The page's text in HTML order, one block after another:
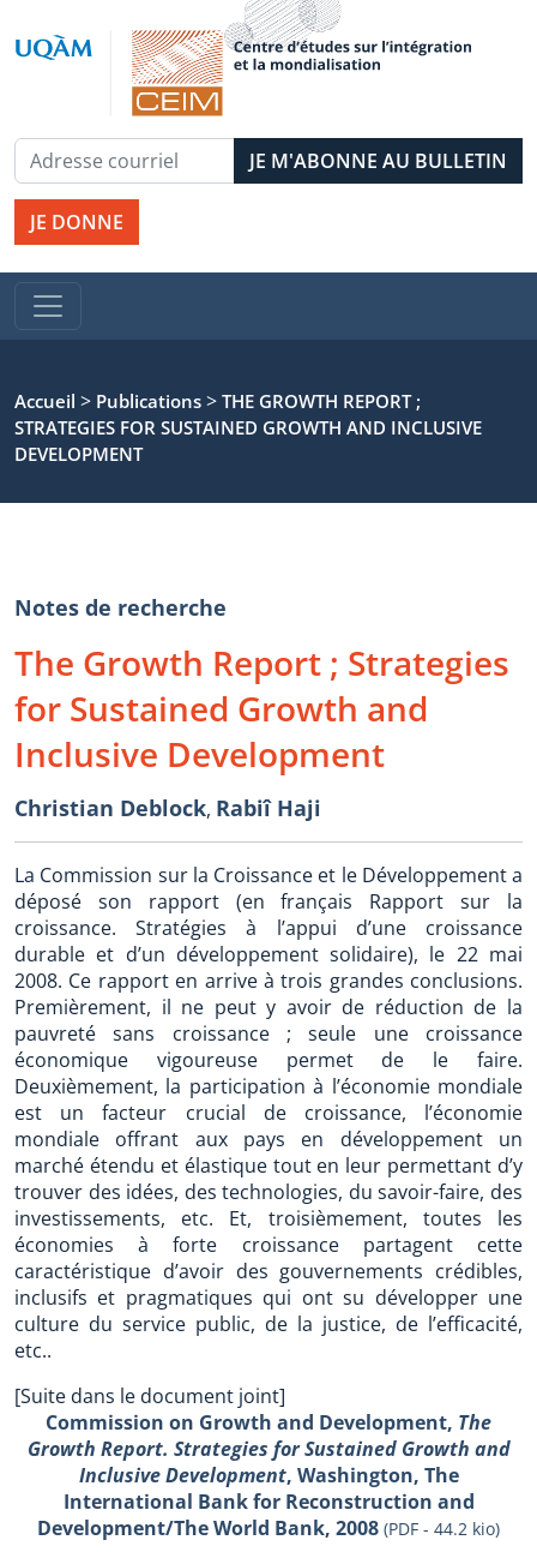
JE DONNE
Accueil > Publications > THE GROWTH REPORT ;
STRATEGIES FOR SUSTAINED GROWTH AND INCLUSIVE
DEVELOPMENT
Notes de recherche
The Growth Report ; Strategies
for Sustained Growth and
Inclusive Development
Christian Deblock, Rabiî Haji
La Commission sur la Croissance et le Développement a
déposé son rapport (en français Rapport sur la
croissance. Stratégies à l’appui d’une croissance
durable et d’un développement solidaire), le 22 mai
2008. Ce rapport en arrive à trois grandes conclusions.
Premièrement, il ne peut y avoir de réduction de la
pauvreté sans croissance ; seule une croissance
économique vigoureuse permet de le faire.
Deuxièmement, la participation à l’économie mondiale
est un facteur crucial de croissance, l’économie
mondiale offrant aux pays en développement un
marché étendu et élastique tout en leur permettant d’y
trouver des idées, des technologies, du savoir-faire, des
investissements, etc. Et, troisièmement, toutes les
économies à forte croissance partagent cette
caractéristique d’avoir des gouvernements crédibles,
inclusifs et pragmatiques qui ont su développer une
culture du service public, de la justice, de l’efficacité,
etc..
[Suite dans le document joint]
Commission on Growth and Development, The
Growth Report. Strategies for Sustained Growth and
Inclusive Development, Washington, The
International Bank for Reconstruction and
Development/The World Bank, 2008 (PDF - 44.2 kio)